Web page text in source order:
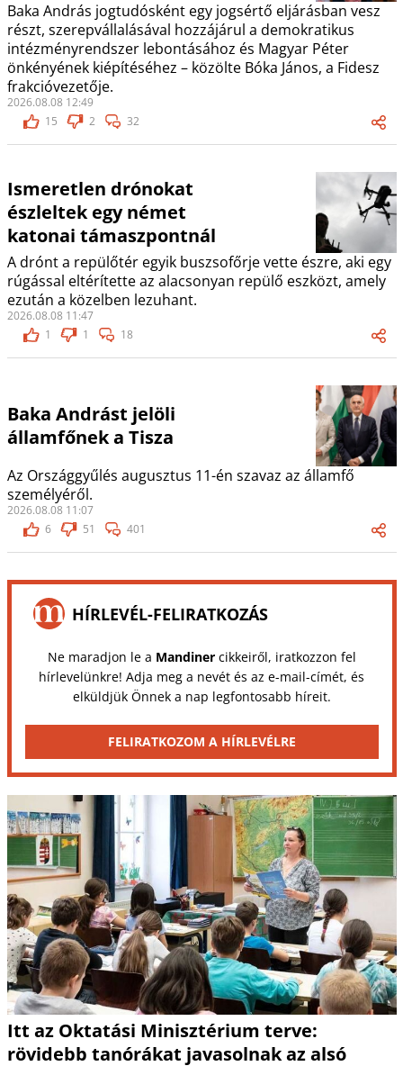
Baka András jogtudósként egy jogsértő eljárásban vesz
részt, szerepvállalásával hozzájárul a demokratikus
intézményrendszer lebontásához és Magyar Péter
önkényének kiépítéséhez – közölte Bóka János, a Fidesz
frakcióvezetője.
2026.08.08 12:49
15
2 32
Ismeretlen drónokat
észleltek egy német
katonai támaszpontnál
A drónt a repülőtér egyik buszsofőrje vette észre, aki egy
rúgással eltérítette az alacsonyan repülő eszközt, amely
ezután a közelben lezuhant.
2026.08.08 11:47
1
1 18
Baka Andrást jelöli
államfőnek a Tisza
Az Országgyűlés augusztus 11-én szavaz az államfő
személyéről.
2026.08.08 11:07
6
51 401
HÍRLEVÉL-FELIRATKOZÁS
Ne maradjon le a Mandinercikkeiről, iratkozzon fel
hírlevelünkre! Adja meg a nevét és az e-mail-címét, és
elküldjük Önnek a nap legfontosabb híreit.
FELIRATKOZOM A HÍRLEVÉLRE
Itt az Oktatási Minisztérium terve:
rövidebb tanórákat javasolnak az alsó